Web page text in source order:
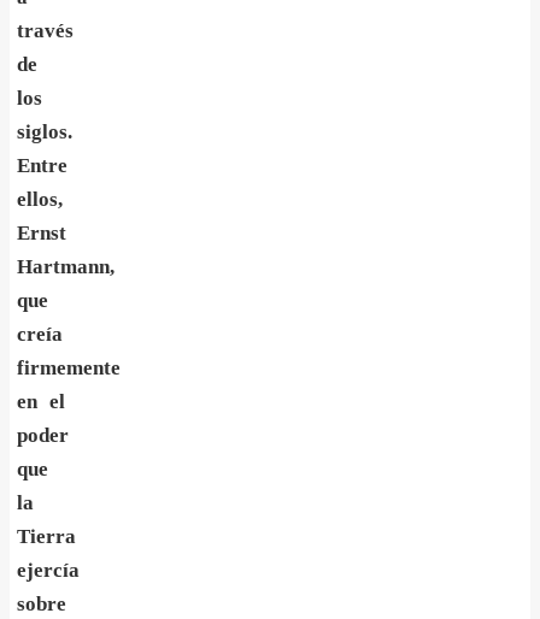
través
de
los
siglos.
Entre
ellos,
Ernst
Hartmann,
que
creía
firmemente
en el
poder
que
la
Tierra
ejercía
sobre